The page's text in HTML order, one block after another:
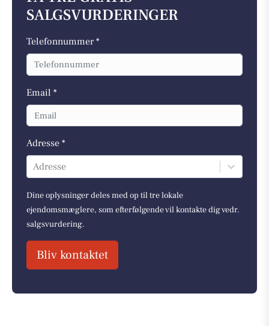
SALGSVURDERINGER
Telefonnummer *
Email *
Adresse *
Adresse
Dine oplysninger deles med op til tre lokale
ejendomsmæglere, som efterfølgende vil kontakte dig vedr.
salgsvurdering.
Bliv kontaktet